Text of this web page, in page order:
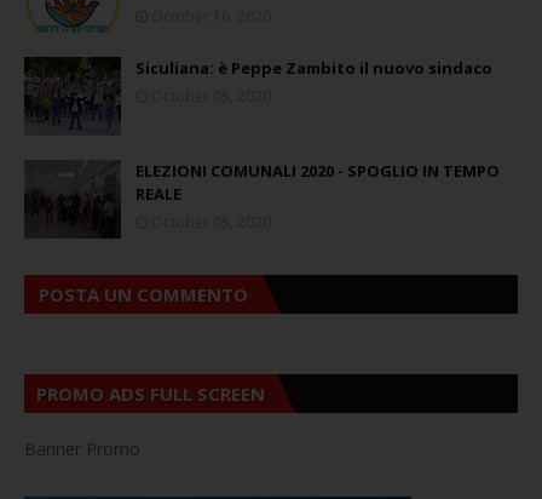
Siculiana: è Peppe Zambito il nuovo sindaco
ELEZIONI COMUNALI 2020 - SPOGLIO IN TEMPO
REALE
POSTA UN COMMENTO
PROMO ADS FULL SCREEN
Banner Promo